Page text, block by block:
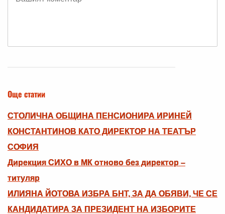
Още статии
СТОЛИЧНА ОБЩИНА ПЕНСИОНИРА ИРИНЕЙ
КОНСТАНТИНОВ КАТО ДИРЕКТОР НА ТЕАТЪР
СОФИЯ
Дирекция СИХО в МК отново без директор –
титуляр
ИЛИЯНА ЙОТОВА ИЗБРА БНТ, ЗА ДА ОБЯВИ, ЧЕ СЕ
КАНДИДАТИРА ЗА ПРЕЗИДЕНТ НА ИЗБОРИТЕ